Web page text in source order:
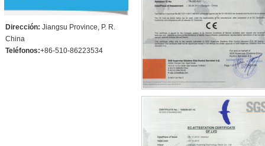
Dirección: Jiangsu Province, P. R.
China
Teléfonos:+86-510-86223534